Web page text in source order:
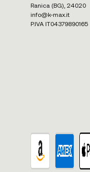
Ranica (BG), 24020
info@k-max.it
P.IVA IT04379890165